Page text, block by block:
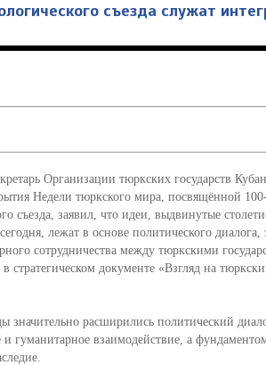
съезда служат
Организации тюркских государств
Недели тюркского мира, посвящённой
съезда, заявил, что идеи, выдвинутые
лежат в основе политического
сотрудничества между тюркскими
стратегическом документе «Взгляд на
значительно расширились политический
и гуманитарное взаимодействие, а